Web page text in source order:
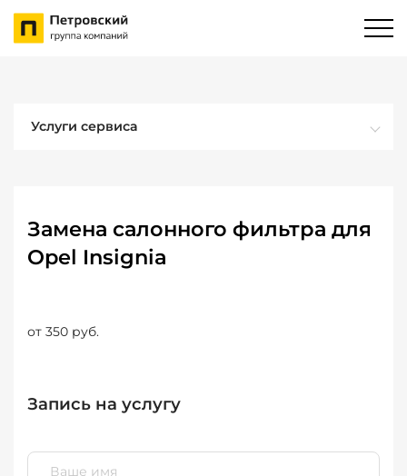
Услуги сервиса
Замена салонного фильтра для
Opel Insignia
от 350 руб.
Запись на услугу